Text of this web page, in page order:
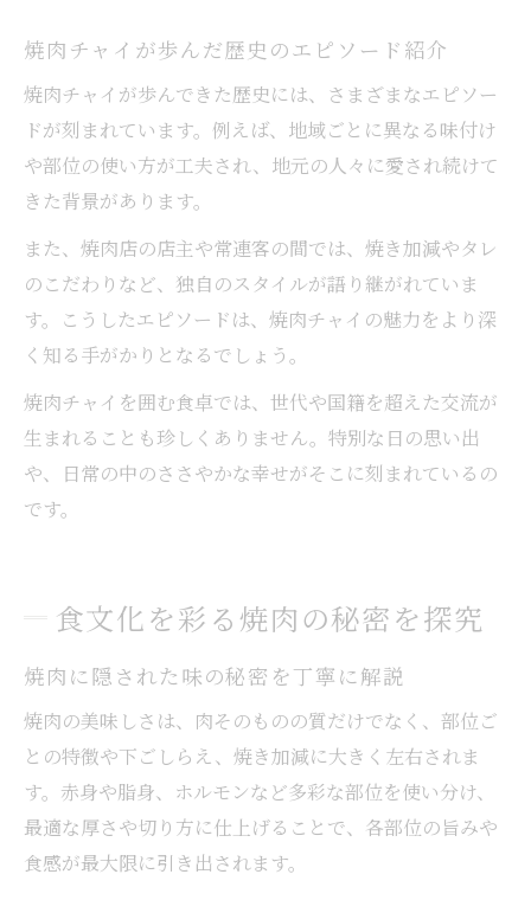
焼肉チャイが歩んだ歴史のエピソード紹介
焼肉チャイが歩んできた歴史には、さまざまなエピソー
ドが刻まれています。例えば、地域ごとに異なる味付け
や部位の使い方が工夫され、地元の人々に愛され続けて
きた背景があります。
また、焼肉店の店主や常連客の間では、焼き加減やタレ
のこだわりなど、独自のスタイルが語り継がれていま
す。こうしたエピソードは、焼肉チャイの魅力をより深
く知る手がかりとなるでしょう。
焼肉チャイを囲む食卓では、世代や国籍を超えた交流が
生まれることも珍しくありません。特別な日の思い出
や、日常の中のささやかな幸せがそこに刻まれているの
です。
食文化を彩る焼肉の秘密を探究
焼肉に隠された味の秘密を丁寧に解説
焼肉の美味しさは、肉そのものの質だけでなく、部位ご
との特徴や下ごしらえ、焼き加減に大きく左右されま
す。赤身や脂身、ホルモンなど多彩な部位を使い分け、
最適な厚さや切り方に仕上げることで、各部位の旨みや
食感が最大限に引き出されます。